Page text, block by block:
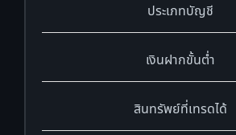
ประเภทบัญชี
เงินฝากขั้นต่ำ
สินทรัพย์ที่เทรดได้